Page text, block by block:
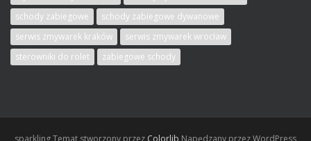
schody zabiegowe
schody zabiegowe dywanowe
serwis zmywarek kraków
serwis zmywarek wrocław
sterowniki do rolet
zabiegowe schody
sparklingTemat stworzony przez Colorlib Napędzany przez WordPress